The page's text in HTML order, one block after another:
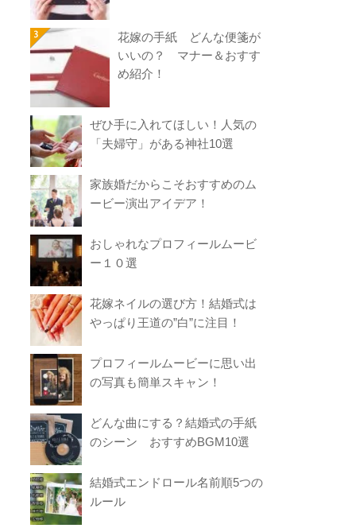
花嫁の手紙 どんな便箋が
いいの？ マナー＆おすす
め紹介！
ぜひ手に入れてほしい！人気の
「夫婦守」がある神社10選
家族婚だからこそおすすめのム
ービー演出アイデア！
おしゃれなプロフィールムービ
ー１０選
花嫁ネイルの選び方！結婚式は
やっぱり王道の”白”に注目！
プロフィールムービーに思い出
の写真も簡単スキャン！
どんな曲にする？結婚式の手紙
のシーン おすすめBGM10選
結婚式エンドロール名前順5つの
ルール